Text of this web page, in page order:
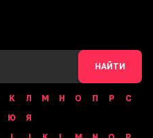
НАЙТИ
К Л М Н О П Р
С
Ю
Я